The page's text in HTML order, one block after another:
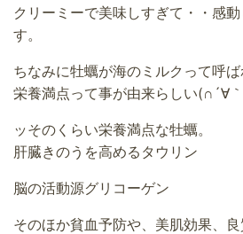
クリーミーで美味しすぎて・・感
す。
ちなみに牡蠣が海のミルクって呼
栄養満点って事が由来らしい(∩´∀
ッそのくらい栄養満点な牡蠣。
肝臓きのうを高めるタウリン
脳の活動源グリコーゲン
そのほか貧血予防や、美肌効果、